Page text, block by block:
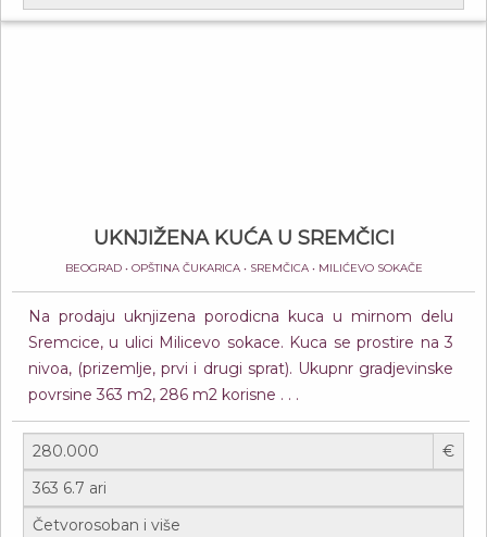
UKNJIŽENA KUĆA U SREMČICI
BEOGRAD • OPŠTINA ČUKARICA • SREMČICA • MILIĆEVO SOKAČE
Na prodaju uknjizena porodicna kuca u mirnom delu
Sremcice, u ulici Milicevo sokace. Kuca se prostire na 3
nivoa, (prizemlje, prvi i drugi sprat). Ukupnr gradjevinske
povrsine 363 m2, 286 m2 korisne . . .
€